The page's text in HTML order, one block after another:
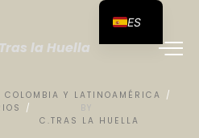
la Huella
COLOMBIA Y LATINOAMÉRICA
BY
C.TRAS LA HUELLA
ES